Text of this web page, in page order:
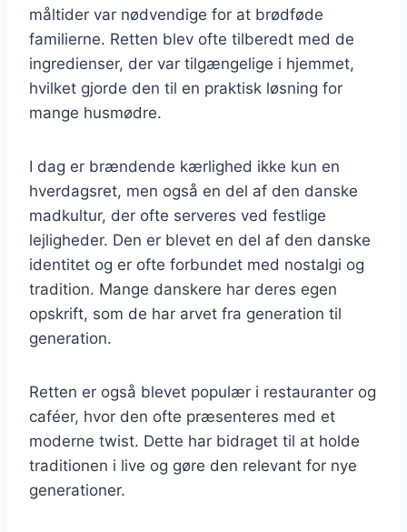
måltider var nødvendige for at brødføde
familierne. Retten blev ofte tilberedt med de
ingredienser, der var tilgængelige i hjemmet,
hvilket gjorde den til en praktisk løsning for
mange husmødre.
I dag er brændende kærlighed ikke kun en
hverdagsret, men også en del af den danske
madkultur, der ofte serveres ved festlige
lejligheder. Den er blevet en del af den danske
identitet og er ofte forbundet med nostalgi og
tradition. Mange danskere har deres egen
opskrift, som de har arvet fra generation til
generation.
Retten er også blevet populær i restauranter og
caféer, hvor den ofte præsenteres med et
moderne twist. Dette har bidraget til at holde
traditionen i live og gøre den relevant for nye
generationer.